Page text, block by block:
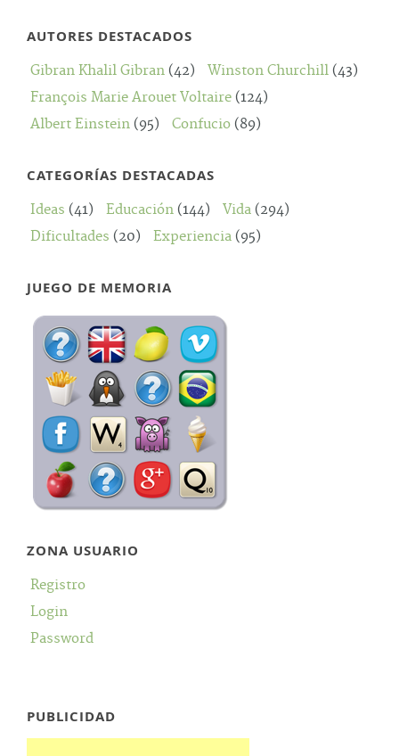
AUTORES DESTACADOS
Gibran Khalil Gibran (42) Winston Churchill (43)
François Marie Arouet Voltaire (124)
Albert Einstein (95) Confucio (89)
CATEGORÍAS DESTACADAS
Ideas (41) Educación (144) Vida (294)
Dificultades (20) Experiencia (95)
JUEGO DE MEMORIA
ZONA USUARIO
Registro
Login
Password
PUBLICIDAD